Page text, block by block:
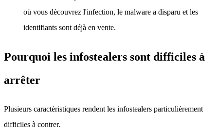
où vous découvrez l'infection, le malware a disparu et les
identifiants sont déjà en vente.
Pourquoi les infostealers sont difficiles à
arrêter
Plusieurs caractéristiques rendent les infostealers particulièrement
difficiles à contrer.